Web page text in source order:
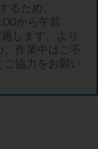
るため、
から午前
します。より
作業中はご不
協力をお願い